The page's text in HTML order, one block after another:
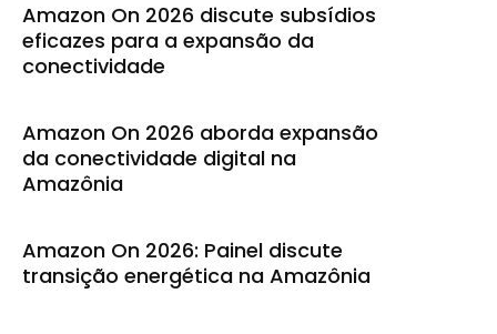
Amazon On 2026 discute subsídios
eficazes para a expansão da
conectividade
Amazon On 2026 aborda expansão
da conectividade digital na
Amazônia
Amazon On 2026: Painel discute
transição energética na Amazônia